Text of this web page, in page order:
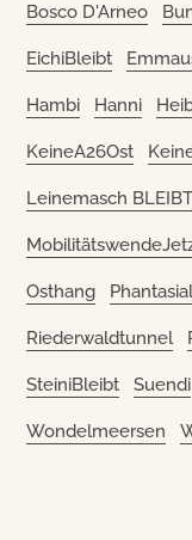
Bosco D'Arneo
EichiBleibt
Hambi Hanni
KeineA26Ost
Leinemasch BLEIBT
Osthang
Riederwaldtunnel
SteiniBleibt Suendi
Wondelmeersen